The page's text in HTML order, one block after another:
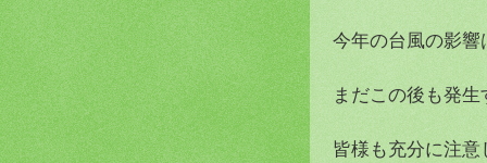
今年の台風の影
まだこの後も発
皆様も充分に注